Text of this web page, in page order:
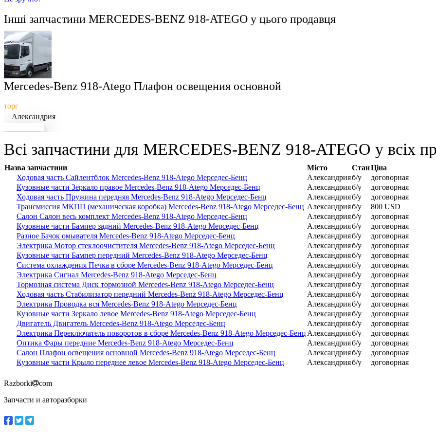
Інші запчастини MERCEDES-BENZ 918-ATEGO у цього продавця
Mercedes-Benz 918-Atego Плафон освещения основной
торг
Александрия
Всі запчастини для MERCEDES-BENZ 918-ATEGO у всіх
Назва запчастини Місто СтанЦіна
Ходовая часть Сайлентблок Mercedes-Benz 918-Atego Мерседес-Бенц
Александрияб/у
договорная
Кузовные части Зеркало правое Mercedes-Benz 918-Atego Мерседес-Бенц
Александрияб/у
договорная
Ходовая часть Пружина передняя Mercedes-Benz 918-Atego Мерседес-Бенц
Александрияб/у
договорная
Трансмиссия МКПП (механическая коробка) Mercedes-Benz 918-Atego Мерседес-Бенц Александрияб/у
800 USD
Салон Салон весь комплект Mercedes-Benz 918-Atego Мерседес-Бенц
Александрияб/у
договорная
Кузовные части Бампер задний Mercedes-Benz 918-Atego Мерседес-Бенц
Александрияб/у
договорная
Разное Бачок омывателя Mercedes-Benz 918-Atego Мерседес-Бенц
Александрияб/у
договорная
Электрика Мотор стеклоочистителя Mercedes-Benz 918-Atego Мерседес-Бенц
Александрияб/у
договорная
Кузовные части Бампер передний Mercedes-Benz 918-Atego Мерседес-Бенц
Александрияб/у
договорная
Система охлаждения Печка в сборе Mercedes-Benz 918-Atego Мерседес-Бенц
Александрияб/у
договорная
Электрика Сигнал Mercedes-Benz 918-Atego Мерседес-Бенц
Александрияб/у
договорная
Тормозная система Диск тормозной Mercedes-Benz 918-Atego Мерседес-Бенц
Александрияб/у
договорная
Ходовая часть Стабилизатор передний Mercedes-Benz 918-Atego Мерседес-Бенц
Александрияб/у
договорная
Электрика Проводка вся Mercedes-Benz 918-Atego Мерседес-Бенц
Александрияб/у
договорная
Кузовные части Зеркало левое Mercedes-Benz 918-Atego Мерседес-Бенц
Александрияб/у
договорная
Двигатель Двигатель Mercedes-Benz 918-Atego Мерседес-Бенц
Александрияб/у
договорная
Электрика Переключатель поворотов в сборе Mercedes-Benz 918-Atego Мерседес-Бенц Александрияб/у
договорная
Оптика Фары передние Mercedes-Benz 918-Atego Мерседес-Бенц
Александрияб/у
договорная
Салон Плафон освещения основной Mercedes-Benz 918-Atego Мерседес-Бенц
Александрияб/у
договорная
Кузовные части Крыло переднее левое Mercedes-Benz 918-Atego Мерседес-Бенц
Александрияб/у договорная
Razborki
com
Запчасти и авторазборки